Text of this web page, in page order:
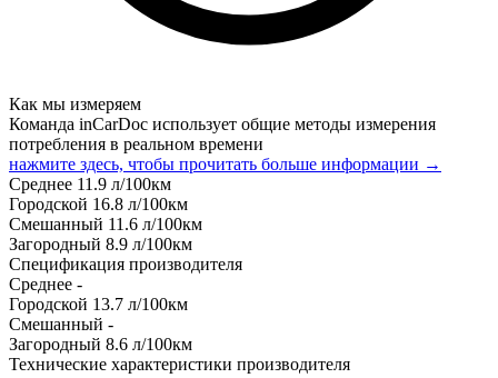
Как мы измеряем
Команда inCarDoc использует общие методы измерения
потребления в реальном времени
нажмите здесь, чтобы прочитать больше информации →
Среднее 11.9 л/100км
Городской 16.8 л/100км
Смешанный 11.6 л/100км
Загородный 8.9 л/100км
Спецификация производителя
Среднее -
Городской 13.7 л/100км
Смешанный -
Загородный 8.6 л/100км
Технические характеристики производителя